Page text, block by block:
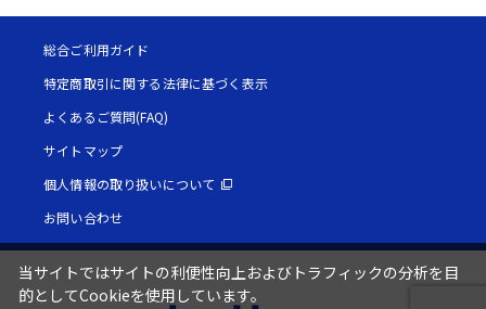
総合ご利用ガイド
特定商取引に関する法律に基づく表示
よくあるご質問(FAQ)
サイトマップ
個人情報の取り扱いについて
お問い合わせ
当サイトではサイトの利便性向上およびトラフィックの分析を目
的としてCookieを使用しています。